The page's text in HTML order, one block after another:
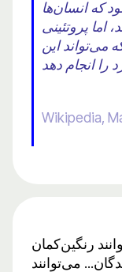
که انسان‌ها
پروتئینی
می‌تواند این
Wikipedia,
رنگین‌کمان
می‌توانند